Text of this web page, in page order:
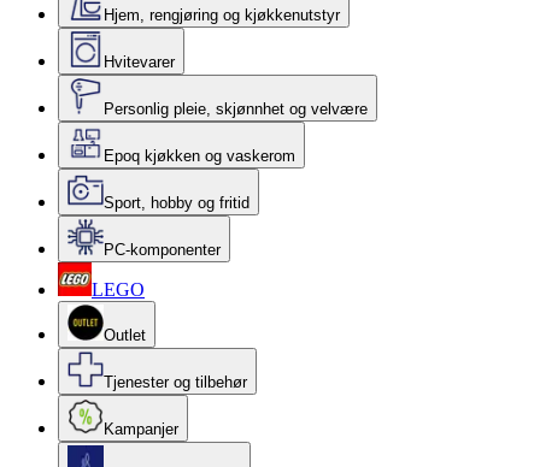
Hjem, rengjøring og kjøkkenutstyr
Hvitevarer
Personlig pleie, skjønnhet og velvære
Epoq kjøkken og vaskerom
Sport, hobby og fritid
PC-komponenter
LEGO
Outlet
Tjenester og tilbehør
Kampanjer